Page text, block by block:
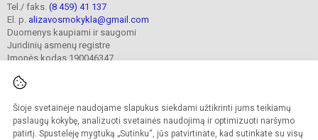
Šioje svetainėje naudojame slapukus siekdami užtikrinti jums teikiamų
paslaugų kokybę, analizuoti svetainės naudojimą ir optimizuoti naršymo
patirtį. Spustelėję mygtuką „Sutinku“, jūs patvirtinate, kad sutinkate su visų
Tel./ faks. (8 459) 41 137
El. p. alizavosmokykla@gmail.com
Duomenys kaupiami ir saugomi
Juridinių asmenų registre
Įmonės kodas 190046347
© 2023. Kupiškio r. Alizavos pagrindinė mokykla. Visos teisės saugomos.
Kopijuoti turinį be raštiško įstaigos administracijos sutikimo griežtai draudžiama.